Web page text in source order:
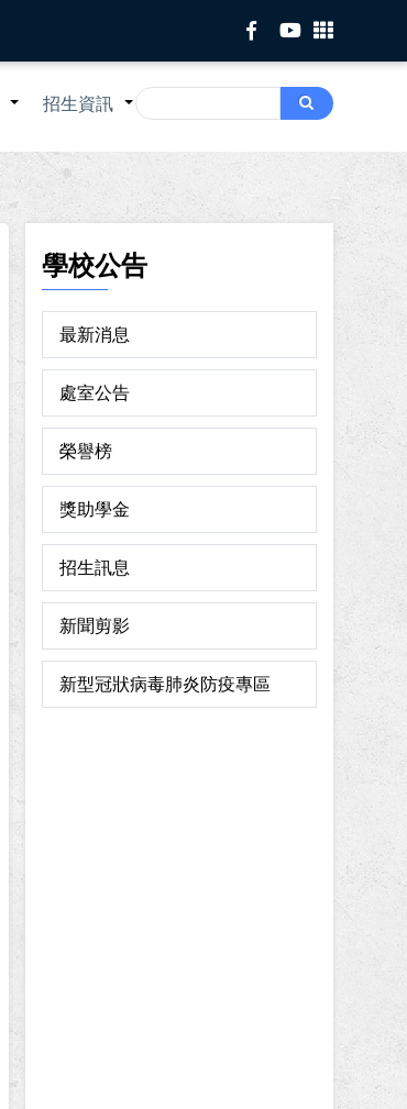
Search
Search
+ +
招生資訊
學校公告
最新消息
處室公告
榮譽榜
獎助學金
招生訊息
新聞剪影
新型冠狀病毒肺炎防疫專區